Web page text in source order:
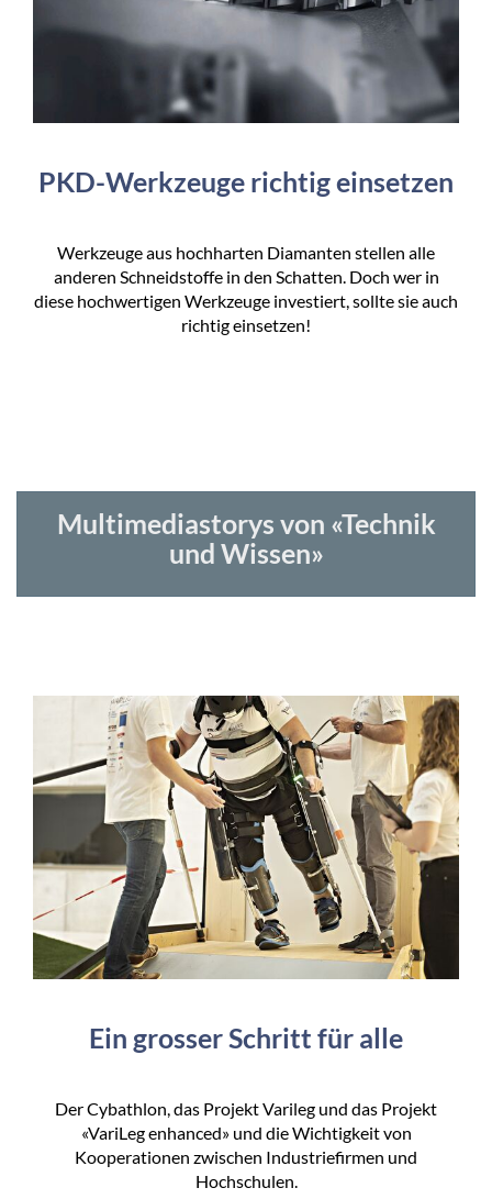
PKD-Werkzeuge richtig einsetzen
Werkzeuge aus hochharten Diamanten stellen alle
anderen Schneidstoffe in den Schatten. Doch wer in
diese hochwertigen Werkzeuge investiert, sollte sie auch
richtig einsetzen!
Multimediastorys von «Technik
und Wissen»
Ein grosser Schritt für alle
Der Cybathlon, das Projekt Varileg und das Projekt
«VariLeg enhanced» und die Wichtigkeit von
Kooperationen zwischen Industriefirmen und
Hochschulen.